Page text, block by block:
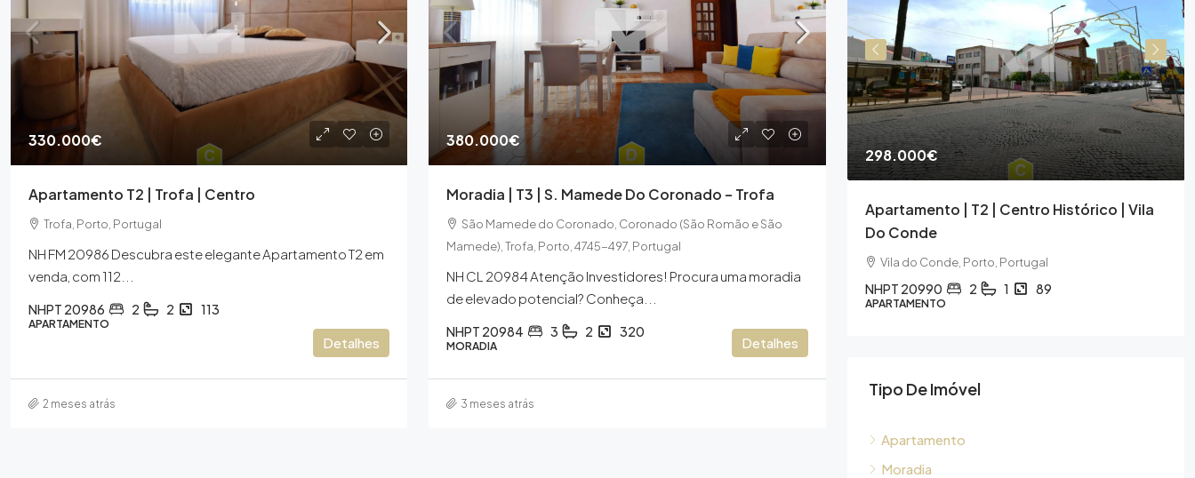
330.000€
Apartamento T2 | Trofa | Centro
Trofa, Porto, Portugal
NH FM 20986 Descubra este elegante Apartamento T2 em
venda, com 112...
NHPT 20986 2 2 113
APARTAMENTO
Detalhes
2 meses atrás
380.000€
Moradia | T3 | S. Mamede Do Coronado – Trofa
São Mamede do Coronado, Coronado (São Romão e São
Mamede), Trofa, Porto, 4745-497, Portugal
NH CL 20984 Atenção Investidores! Procura uma moradia
de elevado potencial? Conheça...
NHPT 20984 3 2 320
MORADIA Detalhes
3 meses atrás
485.500€
Santo Tirso, Porto, Portugal
APARTAMENTO
590.000€
Mindelo, Vila do Conde, Porto, Portugal
MORADIA
298.000€
Apartamento | T2 | Centro Histórico | Vila
Do Conde
Vila do Conde, Porto, Portugal
NHPT 20990 2 1 89
APARTAMENTO
Tipo De Imóvel
Apartamento
Moradia